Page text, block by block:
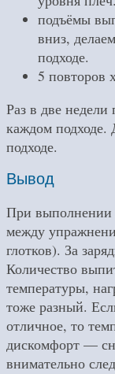
подъёмы
вниз,
подходе.
5 повторов
Раз в две
каждом подходе.
подходе.
Вывод
При выполнении
между
глотков). За
Количество
температуры,
тоже разный.
отличное, то
дискомфорт —
внимательно